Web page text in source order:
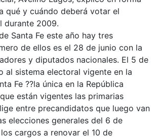
qué y cuándo deberá votar el
durante 2009.
Santa Fe este año hay tres
de ellos es el 28 de junio con la
y diputados nacionales. El 5 de
al sistema electoral vigente en la
Fe ??la única en la República
están vigentes las primarias
entre precandidatos que luego van
elecciones generales del 6 de
cargos a renovar el 10 de